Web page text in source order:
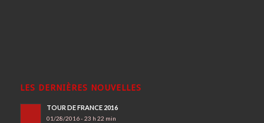
LES DERNIÈRES NOUVELLES
TOUR DE FRANCE 2016
01/28/2016 - 23 h 22 min